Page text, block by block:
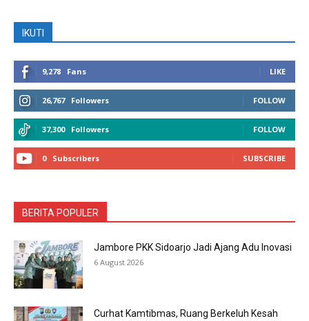
IKUTI
9,278 Fans LIKE
26,767 Followers FOLLOW
37,300 Followers FOLLOW
0 Subscribers SUBSCRIBE
BERITA POPULER
Jambore PKK Sidoarjo Jadi Ajang Adu Inovasi
6 August 2026
Curhat Kamtibmas, Ruang Berkeluh Kesah